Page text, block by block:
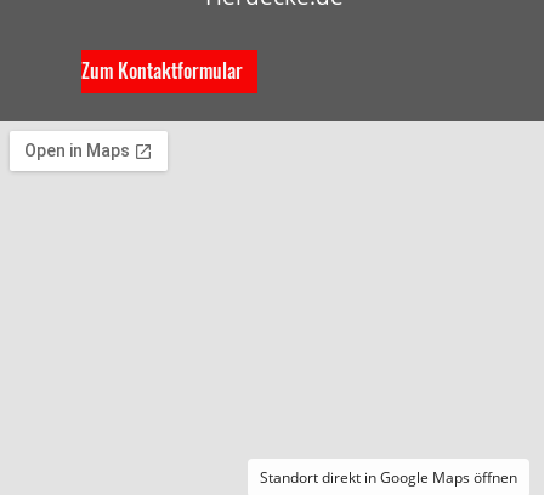
Zum Kontaktformular
Standort direkt in Google Maps öffnen